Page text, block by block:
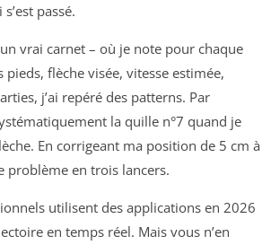
passé.
un vrai carnet – où je note pour chaque
flèche visée, vitesse estimée,
j’ai repéré des patterns. Par
la quille n°7 quand je
En corrigeant ma position de 5 cm à
problème en trois lancers.
utilisent des applications en 2026
en temps réel. Mais vous n’en